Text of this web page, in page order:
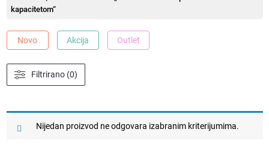
kapacitetom“
Novo Akcija Outlet
Filtrirano (0)
Nijedan proizvod ne odgovara izabranim kriterijumima.